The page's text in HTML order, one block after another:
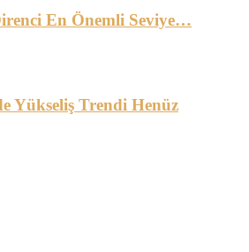
En Önemli Seviye…
Yükseliş Trendi Henüz